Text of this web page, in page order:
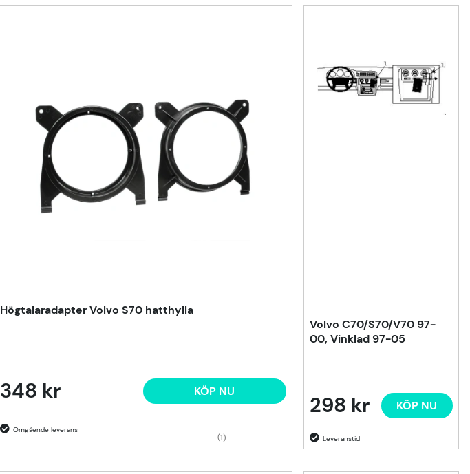
Högtalaradapter Volvo S70 hatthylla
348 kr
(1)
KÖP NU
Volvo C70/S70/V70 97-
00, Vinklad 97-05
298 kr KÖP NU